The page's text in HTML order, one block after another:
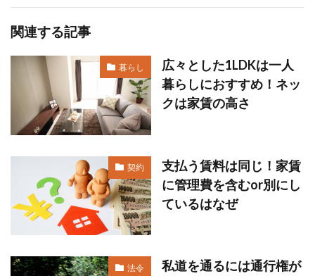
関連する記事
暮らし
広々とした1LDKは一人
暮らしにおすすめ！ネッ
クは家賃の高さ
契約
支払う賃料は同じ！家賃
に管理費を含むor別にし
ているはなぜ
法令
私道を通るには通行権が